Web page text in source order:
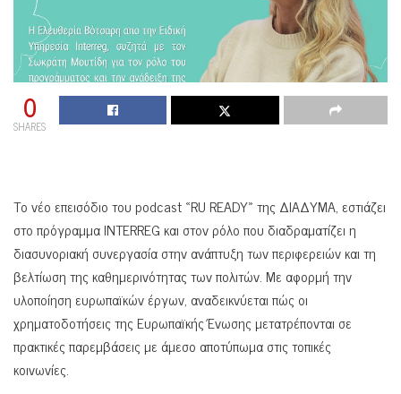
0
SHARES
Το νέο επεισόδιο του podcast «RU READY» της ΔΙΑΔΥΜΑ, εστιάζει
στο πρόγραμμα INTERREG και στον ρόλο που διαδραματίζει η
διασυνοριακή συνεργασία στην ανάπτυξη των περιφερειών και τη
βελτίωση της καθημερινότητας των πολιτών. Με αφορμή την
υλοποίηση ευρωπαϊκών έργων, αναδεικνύεται πώς οι
χρηματοδοτήσεις της Ευρωπαϊκής Ένωσης μετατρέπονται σε
πρακτικές παρεμβάσεις με άμεσο αποτύπωμα στις τοπικές
κοινωνίες.